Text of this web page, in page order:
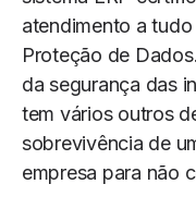
atendimento a
Proteção de
da segurança das
tem vários outros
sobrevivência de
empresa para não